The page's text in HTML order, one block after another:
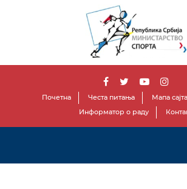
Почетна Честа питања Мапа сајта
Информатор о раду